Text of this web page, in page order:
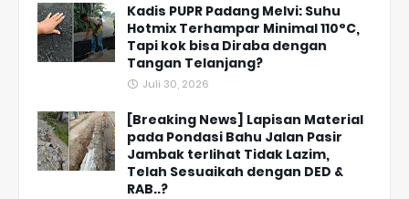
Kadis PUPR Padang Melvi: Suhu
Hotmix Terhampar Minimal 110°C,
Tapi kok bisa Diraba dengan
Tangan Telanjang?
Juli 30, 2026
[Breaking News] Lapisan Material
pada Pondasi Bahu Jalan Pasir
Jambak terlihat Tidak Lazim,
Telah Sesuaikah dengan DED &
RAB..?